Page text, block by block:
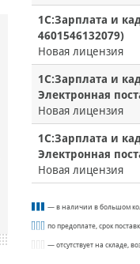
1С:Зарплата и
4601546132079)
Новая лицензия
1С:Зарплата и
Электронная
Новая лицензия
1С:Зарплата и
Электронная
Новая лицензия
— в наличии в большом
по предоплате, срок
— отсутствует на складе,